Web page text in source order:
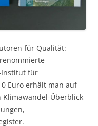
für Qualität:
Institut für
Euro erhält man auf
Klimawandel-Überblick